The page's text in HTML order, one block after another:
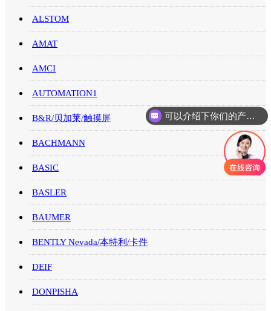
ALSTOM
AMAT
AMCI
AUTOMATION1
B&R/贝加莱/触摸屏
BACHMANN
BASIC
BASLER
BAUMER
BENTLY Nevada/本特利/卡件
DEIF
DONPISHA
可以介绍下你们的产品么